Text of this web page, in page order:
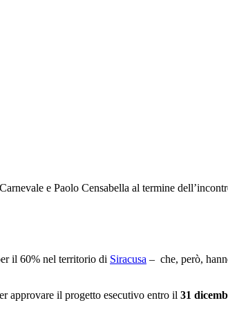
e Paolo Censabella al termine
il 60% nel territorio di Siracusa – che, però,
approvare il progetto esecutivo entro il 31